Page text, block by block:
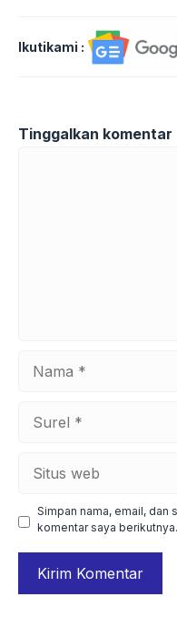
Ikutikami :
Tinggalkan komentar
web
Simpan nama, email, dan
komentar saya berikutnya.